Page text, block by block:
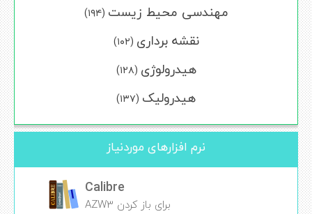
مهندسی محیط زیست (۱۹۴)
نقشه برداری (۱۰۲)
هیدرولوژی (۱۲۸)
هیدرولیک (۱۳۷)
نرم افزارهای موردنیاز
Calibre
برای باز کردن AZW3